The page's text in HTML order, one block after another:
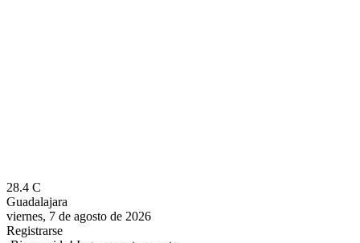
28.4 C
Guadalajara
viernes, 7 de agosto de 2026
Registrarse